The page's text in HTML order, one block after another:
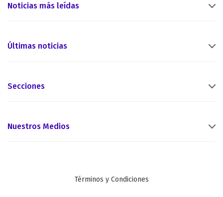
Noticias más leídas
Últimas noticias
Secciones
Nuestros Medios
Términos y Condiciones